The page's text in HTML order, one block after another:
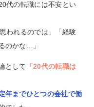
代の転職には不安とい
われるのでは」「経験
のかな…」
として
「20代の転職は
定年までひとつの会社で働